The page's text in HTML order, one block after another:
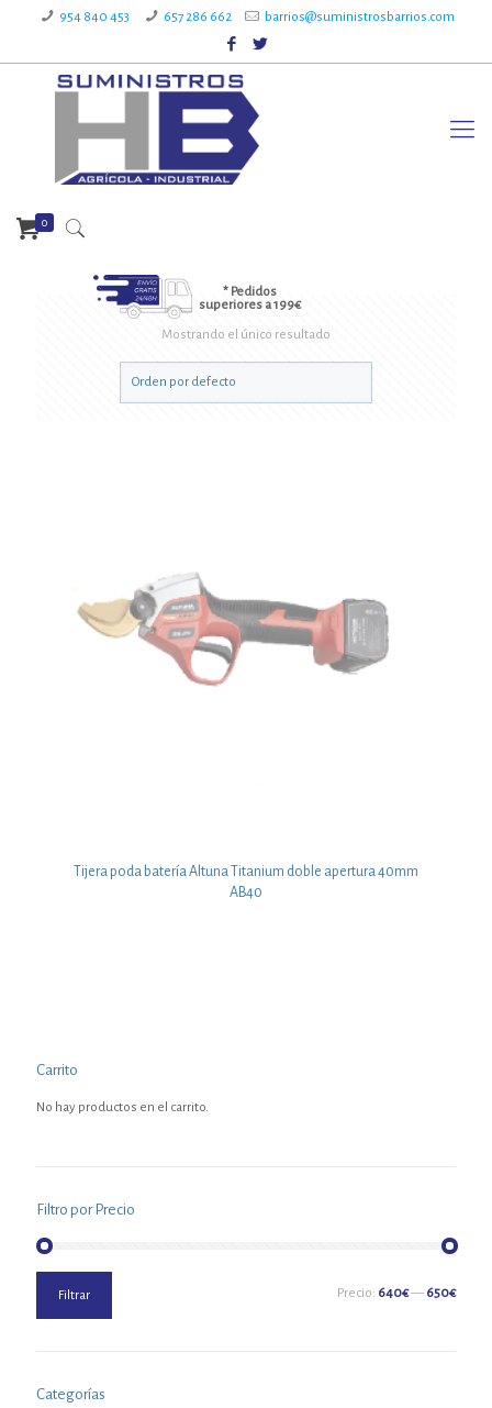
954 840 453 657 286 662 barrios@suministrosbarrios.com
* Pedidos
superiores a 199€
0
Mostrando el único resultado
Tijera poda batería Altuna Titanium doble apertura 40mm
AB40
Carrito
No hay productos en el carrito.
Filtro por Precio
mínimo
máximo
Filtrar Precio: 640€— 650€
Categorías